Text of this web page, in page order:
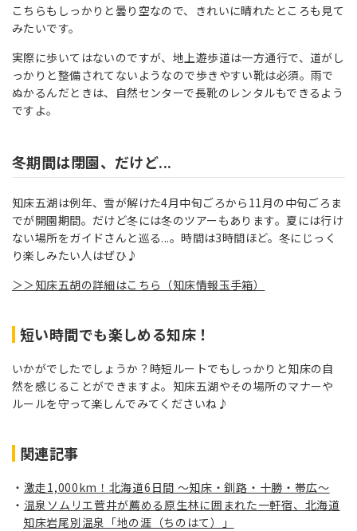
こちらもしっかりと曇り空なので、きれいに晴れたところも見て
みたいです。
実際に歩いてはないのですが、地上遊歩道は一方通行で、道がし
っかりと整備されてないようなので歩きやすい靴は必須。雨で
ぬかるんだときは、自然センターで長靴のレンタルもできるよう
ですよ。
冬期間は閉園、だけど...
知床五湖は例年、雪が解けた4月中旬ごろから11月の中旬ごろま
でが開園期間。だけど冬には冬のツアーもあります。夏には行け
ない場所をガイドさんと巡る...。時間は3時間ほど。冬にじっく
り楽しみたい人はぜひ♪
＞＞知床五胡の詳細はこちら（知床情報玉手箱）
短い時間でも楽しめる知床！
いかがでしたでしょうか？時短ルートでもしっかりと知床の自
然を感じることができますよ。知床五湖やその場所のマナーや
ルールを守って楽しんでみてくださいね♪
関連記事
激走1,000km！北海道6日間 ～知床・釧路・十勝・帯広～
温泉ソムリエ菅井が薦める原生林に囲まれた一軒宿、北海道
知床岩尾別温泉「地の涯（ちのはて）」